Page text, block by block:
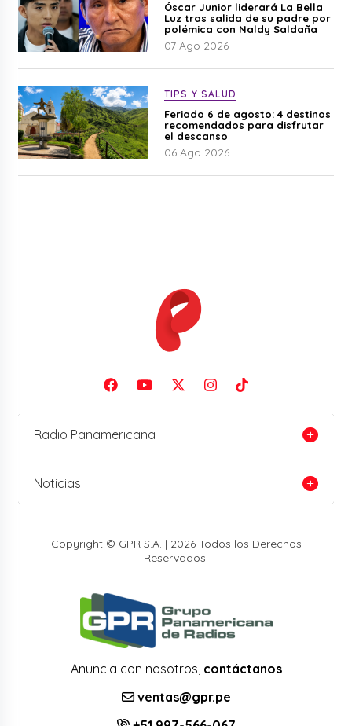
Óscar Junior liderará La Bella
Luz tras salida de su padre por
polémica con Naldy Saldaña
07 Ago 2026
TIPS Y SALUD
Feriado 6 de agosto: 4 destinos
recomendados para disfrutar
el descanso
06 Ago 2026
Radio Panamericana
Noticias
Copyright © GPR S.A. | 2026 Todos los Derechos
Reservados.
Anuncia con nosotros, contáctanos
ventas@gpr.pe